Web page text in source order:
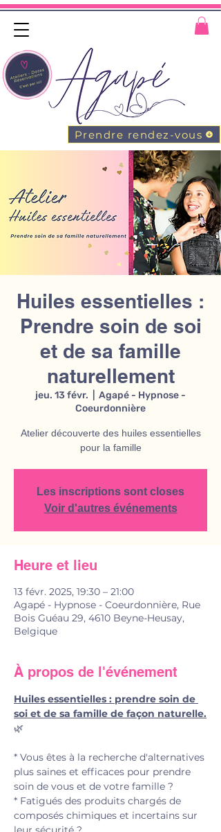
Prendre rendez-vous
Huiles essentielles :
Prendre soin de soi
et de sa famille
naturellement
jeu. 13 févr.
Agapé - Hypnose -
Coeurdonnière
Atelier découverte des huiles essentielles
pour la famille
Les inscriptions sont closes
Voir d'autres événements
Heure et lieu
13 févr. 2025, 19:30 – 21:00
Agapé - Hypnose - Coeurdonnière, Rue
Bois Guéau 29, 4610 Beyne-Heusay,
Belgique
À propos de l'événement
Huiles essentielles : prendre soin de
soi et de sa famille de façon naturelle.
🌿
* Vous êtes à la recherche d'alternatives
plus saines et efficaces pour prendre
soin de vous et de votre famille ?
* Fatigués des produits chargés de
composés chimiques et incertains sur